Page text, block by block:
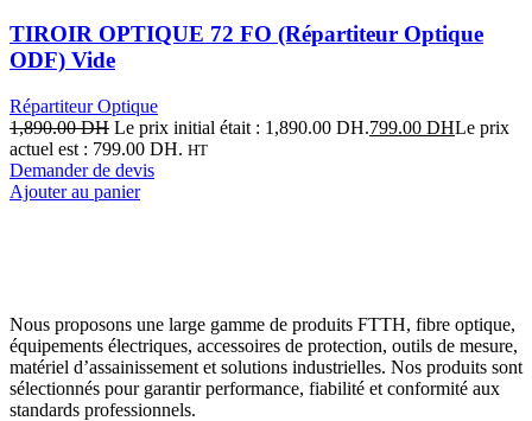
TIROIR OPTIQUE 72 FO (Répartiteur Optique
ODF) Vide
Répartiteur Optique
1,890.00DH Le prix initial était : 1,890.00 DH.799.00 DHLe prix
actuel est : 799.00 DH. HT
Demander de devis
Ajouter au panier
Nous proposons une large gamme de produits FTTH, fibre optique,
équipements électriques, accessoires de protection, outils de mesure,
matériel d’assainissement et solutions industrielles. Nos produits sont
sélectionnés pour garantir performance, fiabilité et conformité aux
standards professionnels.